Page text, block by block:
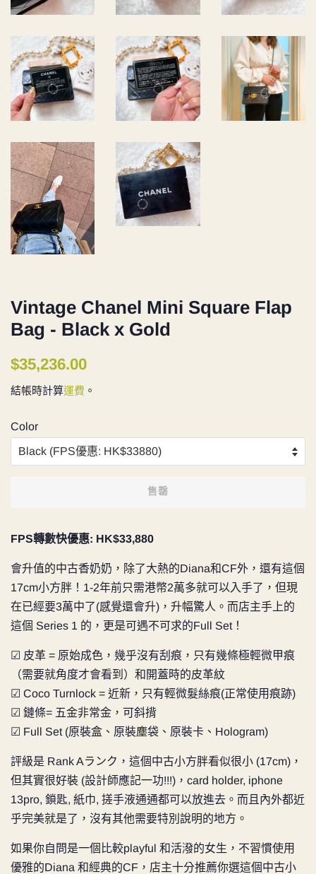
Vintage Chanel Mini Square Flap
Bag - Black x Gold
定
$35,236.00
結帳時計算運費 。
Color
售罄
FPS轉數快優惠: HK$33,880
會升值的中古香奶奶，除了大熱的Diana和CF外，還有這個
17cm小方胖！1-2年前只需港幣2萬多就可以入手了，但現
在已經要3萬中了(感覺還會升)，升幅驚人。而店主手上的
這個 Series 1 的，更是可遇不可求的Full Set！
☑ 皮革 = 原始成色，幾乎沒有刮痕，只有幾條極輕微甲痕
（需要就角度才會看到）和開蓋時的皮革紋
☑ Coco Turnlock = 近新，只有輕微髮絲痕(正常使用痕跡)
☑ 鏈條= 五金非常金，可斜揹
☑ Full Set (原裝盒、原裝塵袋、原裝卡、Hologram)
評級是 Rank Aランク，這個中古小方胖看似很小 (17cm)，
但其實很好裝 (設計師應記一功!!!)，card holder, iphone
13pro, 鎖匙, 紙巾, 搓手液通通都可以放進去。而且內外都近
乎完美就是了，沒有其他需要特別說明的地方。
如果你自問是一個比較playful 和活潑的女生，不習慣使用
優雅的Diana 和經典的CF，店主十分推薦你選這個中古小